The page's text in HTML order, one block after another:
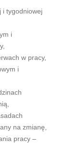
i tygodniowej
i
w pracy,
i
na zmianę,
pracy –